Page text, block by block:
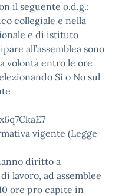
il seguente o.d.g.:
collegiale e nella
e di istituto
all’assemblea sono
volontà entro le ore
Sì o No sul
vigente (Legge
diritto a
lavoro, ad assemblee
ore pro capite in